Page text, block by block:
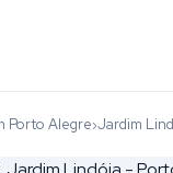
Porto Alegre›Jardim